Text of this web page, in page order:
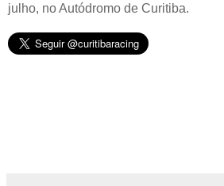
julho, no Autódromo de Curitiba.